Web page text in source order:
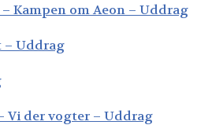
– Kampen om Aeon – Uddrag
– Uddrag
Vi der vogter – Uddrag